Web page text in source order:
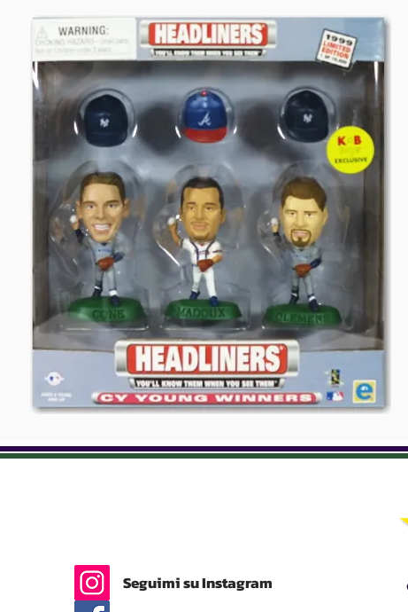
Seguimi su Instagram